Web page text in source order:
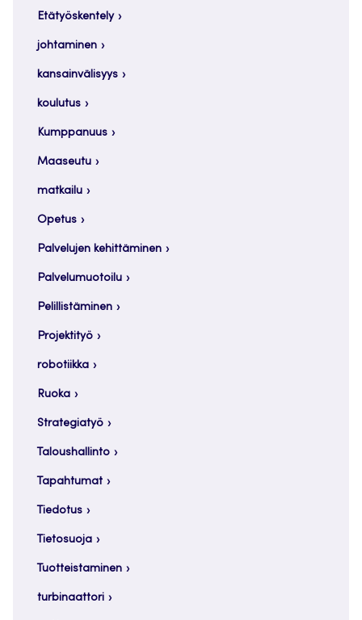
Etätyöskentely
johtaminen
kansainvälisyys
koulutus
Kumppanuus
Maaseutu
matkailu
Opetus
Palvelujen kehittäminen
Palvelumuotoilu
Pelillistäminen
Projektityö
robotiikka
Ruoka
Strategiatyö
Taloushallinto
Tapahtumat
Tiedotus
Tietosuoja
Tuotteistaminen
turbinaattori